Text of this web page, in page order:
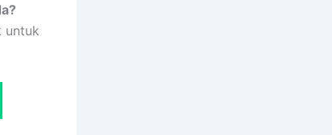
untuk